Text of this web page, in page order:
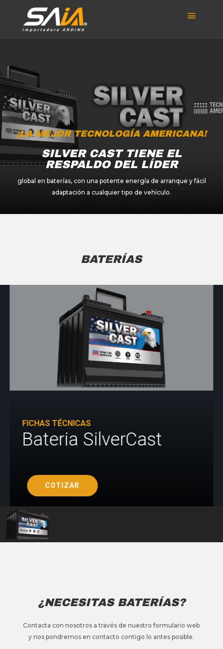
¡LA MEJOR TECNOLOGÍA AMERICANA!
SILVER CAST TIENE EL
RESPALDO DEL LÍDER
global en baterías, con una potente energía de arranque y fácil
adaptación a cualquier tipo de vehículo.
BATERÍAS
FICHAS TÉCNICAS
Bateria SilverCast
COTIZAR
¿NECESITAS BATERÍAS?
Contacta con nosotros a través de nuestro formulario web
y nos pondremos en contacto contigo lo antes posible.